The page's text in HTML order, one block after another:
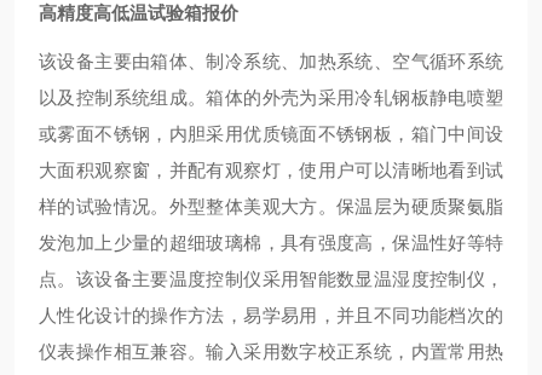
高精度高低温试验箱报价
该设备主要由箱体、制冷系统、加热系统、空气循环系统
以及控制系统组成。箱体的外壳为采用冷轧钢板静电喷塑
或雾面不锈钢，内胆采用优质镜面不锈钢板，箱门中间设
大面积观察窗，并配有观察灯，使用户可以清晰地看到试
样的试验情况。外型整体美观大方。保温层为硬质聚氨脂
发泡加上少量的超细玻璃棉，具有强度高，保温性好等特
点。该设备主要温度控制仪采用智能数显温湿度控制仪，
人性化设计的操作方法，易学易用，并且不同功能档次的
仪表操作相互兼容。输入采用数字校正系统，内置常用热